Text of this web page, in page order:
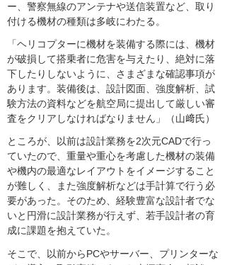
ー、警察無線のアンテナや送信装置など、取り
付ける機材の種類は多岐にわたる。
「ヘリコプターに機材を装備する際には、機材
が破損して搭乗者に危害を与えたり、絶対に落
下したりしないように、さまざまな確認事項が
あります。装備後は、設計図面、強度解析、試
験方法の資料などを航空局に提出して厳しい審
査をクリアしなければなりません」（山﨑氏）
ところが、以前は設計業務を2次元CADで行っ
ていたので、重量や重心を考慮した機材の装備
や機内の最適なレイアウトをイメージすること
が難しく、また強度解析などは手計算で行う必
要があった。そのため、経験豊富な設計者でな
いと円滑に設計業務が行えず、若手設計者の育
成に課題を抱えていた。
そこで、以前からPCやサーバー、プリンターな